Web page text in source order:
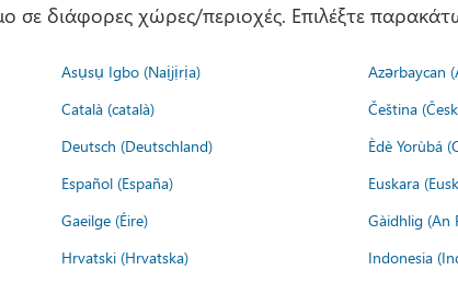
σε διάφορες χώρες/περιοχές. Επιλέξτε
Asụsụ Igbo (Naịjịrịa) Azərbaycan
Català (català) Čeština
Deutsch (Deutschland) Èdè Yorùbá
Español (España) Euskara
Gaeilge (Éire) Gàidhlig (An
Hrvatski (Hrvatska) Indonesia